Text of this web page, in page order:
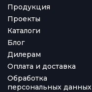
Продукция
Проекты
Каталоги
Блог
Дилерам
Оплата и доставка
Обработка
персональных данных